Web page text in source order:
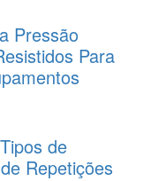
Pressão
Para
de
Repetições